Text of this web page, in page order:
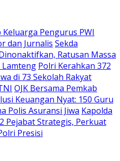
Pengurus PWI
dan Jurnalis Sekda
Ratusan Massa
Lamteng Polri Kerahkan 372
di 73 Sekolah Rakyat
OJK Bersama Pemkab
Keuangan Nyat: 150 Guru
Polis Asuransi Jiwa Kapolda
Pejabat Strategis, Perkuat
Presisi